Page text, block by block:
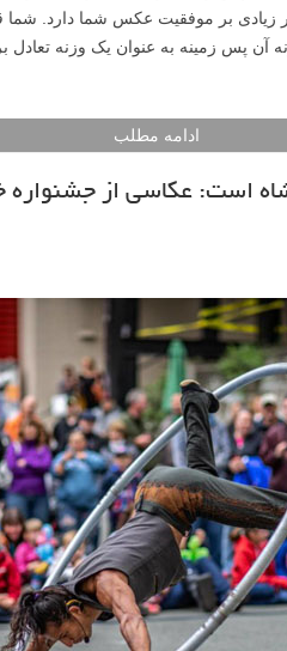
زیادی بر موفقیت عکس شما دارد.
آن پس زمینه به عنوان یک وزنه
ادامه مطلب
است: عکاسی از جشنواره